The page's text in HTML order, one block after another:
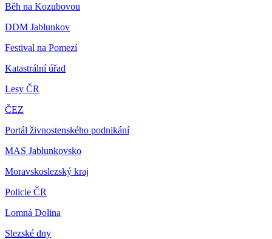
Běh na Kozubovou
DDM Jablunkov
Festival na Pomezí
Katastrální úřad
Lesy ČR
ČEZ
Portál živnostenského podnikání
MAS Jablunkovsko
Moravskoslezský kraj
Policie ČR
Lomná Dolina
Slezské dny